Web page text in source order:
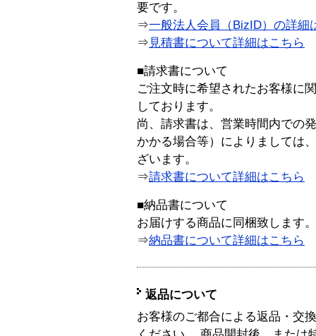
要です。
⇒一般法人会員（BizID）の詳細
⇒ 見積書について詳細はこちら
■請求書について
ご注文時に希望されたお客様に
しております。
尚、請求書は、営業時間内での
かかる場合等）によりましては
ざいます。
⇒請求書について詳細はこちら
■納品書について
お届けする商品に同梱致します。
⇒納品書について詳細はこちら
返品について
お客様のご都合による返品・交